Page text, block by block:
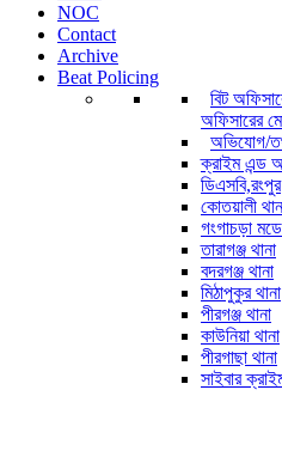
NOC
Contact
Archive
Beat Policing
বিট
অফিসারের
অভিযোগ/
ক্রাইম এন্ড
ডিএসবি,রংপুর
কোতয়ালী
গংগাচড়া
তারাগঞ্জ থানা
বদরগঞ্জ থানা
মিঠাপুকুর থানা
পীরগঞ্জ থানা
কাউনিয়া থানা
পীরগাছা থানা
সাইবার